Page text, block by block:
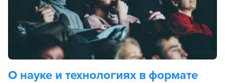
О науке и технологиях в формате